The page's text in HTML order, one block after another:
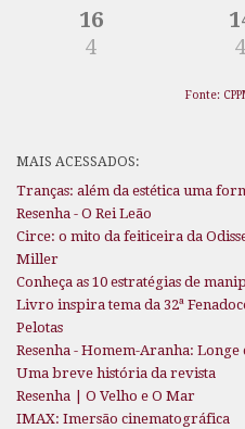
16
4
4
Fonte:
MAIS ACESSADOS:
Tranças: além da estética uma
Resenha - O Rei Leão
Circe: o mito da feiticeira da
Miller
Conheça as 10 estratégias de
Livro inspira tema da 32ª
Pelotas
Resenha - Homem-Aranha: Longe
Uma breve história da revista
Resenha | O Velho e O Mar
IMAX: Imersão cinematográfica